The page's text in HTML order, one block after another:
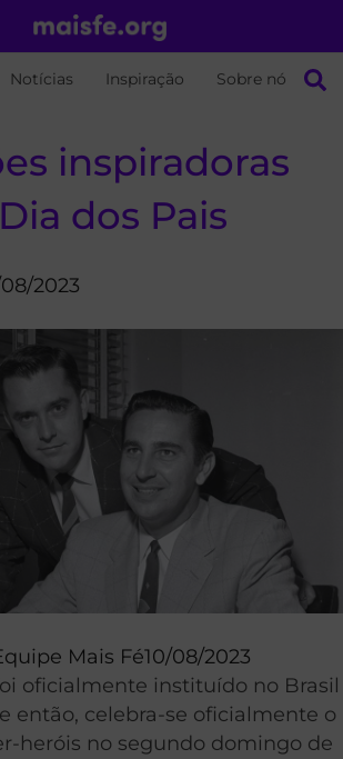
Notícias Inspiração Sobre nós
inspiradoras
dos Pais
2023
Mais Fé10/08/2023
oficialmente instituído no Brasil
então, celebra-se oficialmente o
heróis no segundo domingo de